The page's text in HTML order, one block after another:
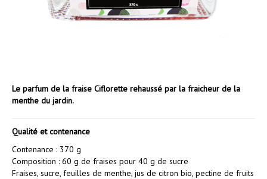
Le parfum de la fraise Ciflorette rehaussé par la fraicheur de la
menthe du jardin.
Qualité et contenance
Contenance : 370 g
Composition : 60 g de fraises pour 40 g de sucre
Fraises, sucre, feuilles de menthe, jus de citron bio, pectine de fruits